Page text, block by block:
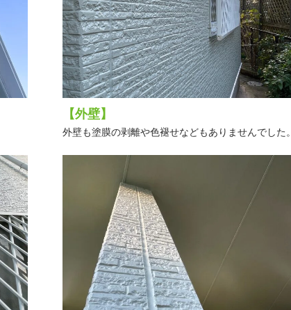
【外壁】
外壁も塗膜の剥離や色褪せなどもありませんでした。